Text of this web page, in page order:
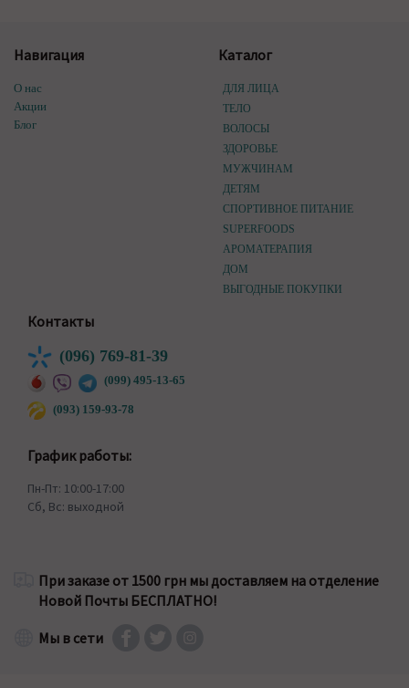
Навигация
О нас
Акции
Блог
Каталог
ДЛЯ ЛИЦА
ТЕЛО
ВОЛОСЫ
ЗДОРОВЬЕ
МУЖЧИНАМ
ДЕТЯМ
СПОРТИВНОЕ ПИТАНИЕ
SUPERFOODS
АРОМАТЕРАПИЯ
ДОМ
ВЫГОДНЫЕ ПОКУПКИ
Контакты
(096) 769-81-39
(099) 495-13-65
(093) 159-93-78
График работы:
Пн-Пт: 10:00-17:00
Сб, Вс: выходной
При заказе от 1500 грн мы доставляем на отделение
Новой Почты БЕСПЛАТНО!
Мы в сети